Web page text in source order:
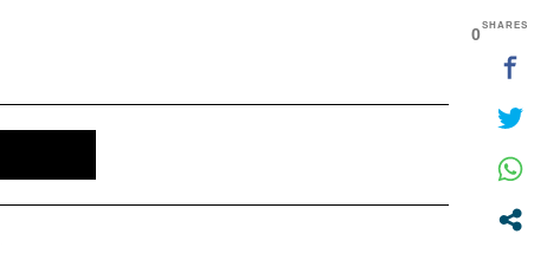
0SHARES